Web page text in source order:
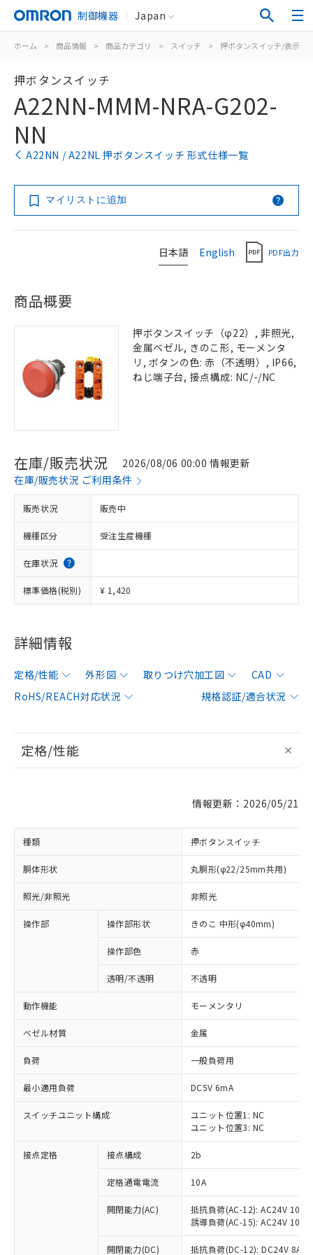
制御機器 Japan
ホーム > 商品情報 > 商品カテゴリ > スイッチ > 押ボタンスイッチ/表示灯
押ボタンスイッチ
A22NN-MMM-NRA-G202-
NN
A22NN / A22NL 押ボタンスイッチ 形式仕様一覧
マイリストに追加
日本語 English PDF出力
商品概要
押ボタンスイッチ（φ22）, 非照光,
金属ベゼル, きのこ形, モーメンタ
リ, ボタンの色: 赤（不透明）, IP66,
ねじ端子台, 接点構成: NC/-/NC
在庫/販売状況
2026/08/06 00:00 情報更新
在庫/販売状況 ご利用条件
販売状況 販売中
機種区分 受注生産機種
在庫状況
標準価格(税別) ¥ 1,420
詳細情報
定格/性能 外形図 取りつけ穴加工図
CAD
RoHS/REACH対応状況
規格認証/適合状況
定格/性能
情報更新：2026/05/21
種類 押ボタンスイッチ
胴体形状 丸胴形(φ22/25mm共用)
照光/非照光 非照光
操作部 操作部形状 きのこ 中形(φ40mm)
操作部色 赤
透明/不透明 不透明
動作機能 モーメンタリ
ベゼル材質 金属
負荷 一般負荷用
最小適用負荷 DC5V 6mA
スイッチユニット構成
ユニット位置1: NC
ユニット位置3: NC
接点定格 接点構成 2b
定格通電電流 10A
開閉能力(AC)
抵抗負荷(AC-12): AC24V 10A/
誘導負荷(AC-15): AC24V
開閉能力(DC) 抵抗負荷(DC-12): DC24V 8A/
ご利用条件
※1 対応状況
対応済み：EU RoHS指令（10物質）の
非含有に対応した製品が提供可能な商品で
対応予定：EU RoHS指令（10物質）の非含
有に対応した製品に切り替える予定のある